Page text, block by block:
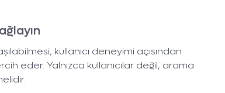
kullanıcı deneyimi açısından
eder. Yalnızca kullanıcılar değil, arama